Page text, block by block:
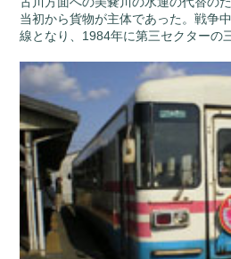
当初から貨物が主体であった。戦争
線となり、1984年に第三セクターの